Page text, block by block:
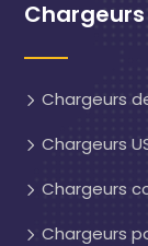
Chargeurs
Chargeurs
Chargeurs
Chargeurs
Chargeurs